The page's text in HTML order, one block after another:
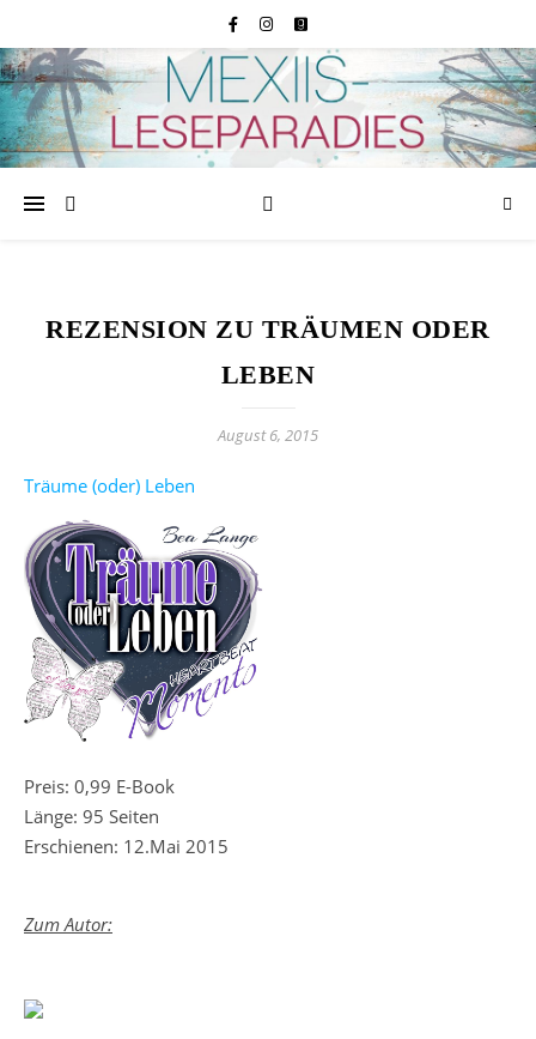
REZENSION ZU TRÄUMEN ODER
LEBEN
August 6, 2015
Träume (oder) Leben
Preis: 0,99 E-Book
Länge: 95 Seiten
Erschienen: 12.Mai 2015
Zum Autor: